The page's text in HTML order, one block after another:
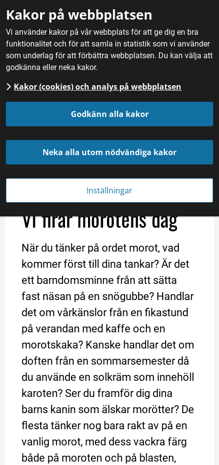
Kakor på webbplatsen
Vi använder kakor på vår webbplats för att ge dig en bra
funktionalitet och för att samla in statistik som vi använder
som underlag för att förbättra webbplatsen. Du kan välja att
godkänna eller neka kakor.
Kakor (cookies) och analys på webbplatsen
Godkänn alla kakor
Neka alla utom nödvändiga kakor
Inställningar
Hem / Nyheter
Publicerades 3 april 2020
Vi firar morotens dag
När du tänker på ordet morot, vad
kommer först till dina tankar? Är det
ett barndomsminne från att sätta
fast näsan på en snögubbe? Handlar
det om vårkänslor från en fikastund
på verandan med kaffe och en
morotskaka? Kanske handlar det om
doften från en sommarsemester då
du använde en solkräm som innehöll
karoten? Ser du framför dig dina
barns kanin som älskar morötter? De
flesta tänker nog bara rakt av på en
vanlig morot, med dess vackra färg
både på moroten och på blasten,